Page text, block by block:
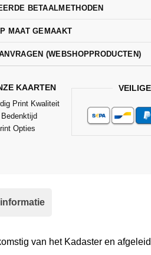
BETAALMETHODEN
MAAT GEMAAKT
(WEBSHOPPRODUCTEN)
KAARTEN
Print Kwaliteit
Opties
van het Kadaster en